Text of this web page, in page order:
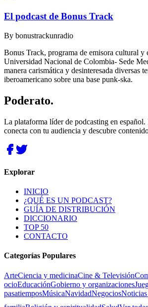
El podcast de Bonus Track
By bonustrackunradio
Bonus Track, programa de emisora cultural y
Universidad Nacional de Colombia- Sede
manera carismática y desinteresada diversas
iberoamericano sobre una base punk-ska.
Poderato.
La plataforma líder de podcasting en español.
conecta con tu audiencia y descubre
Explorar
INICIO
¿QUÉ ES UN PODCAST?
GUÍA DE DISTRIBUCIÓN
DICCIONARIO
TOP 50
CONTACTO
Categorías Populares
ArteCiencia y medicinaCine & Televisión
ocioEducaciónGobierno y organizaciones
pasatiemposMúsicaNavidadNegocios